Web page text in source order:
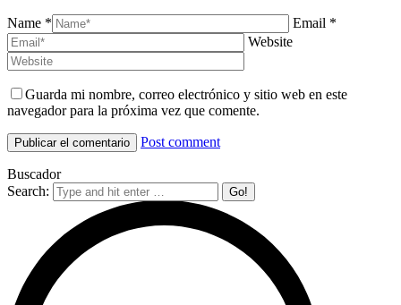
Name *
Email *
Website
Guarda mi nombre, correo electrónico y sitio web en este
navegador para la próxima vez que comente.
Post comment
Buscador
Search: